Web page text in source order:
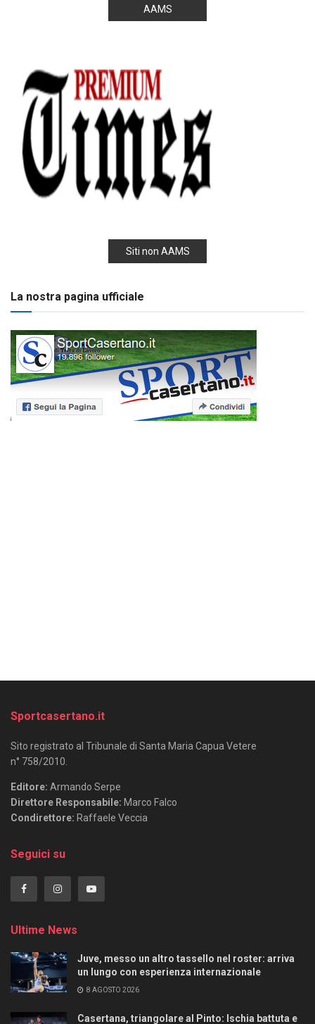
AAMS
Siti non AAMS
La nostra pagina ufficiale
Sportcasertano.it
Sito registrato al Tribunale di Santa Maria Capua Vetere
n° 758/2010.
Editore: Armando Serpe
Direttore Responsabile: Marco Falco
Condirettore: Raffaele Veccia
Seguici su
Ultime News
Juve, messo un altro tassello nel roster: arriva
un lungo con esperienza internazionale
8 AGOSTO 2026
Casertana, triangolare al Pinto: Ischia battuta e